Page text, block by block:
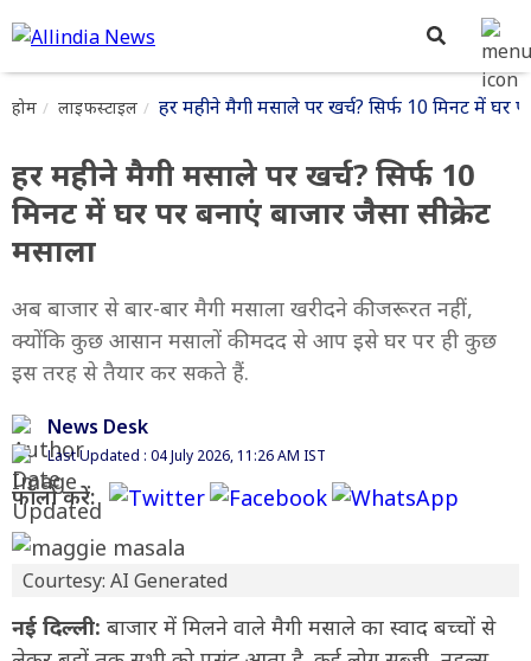
होम लाइफस्टाइल हर महीने मैगी मसाले पर खर्च? सिर्फ 10 मिनट में घर
हर महीने मैगी मसाले पर खर्च? सिर्फ 10
मिनट में घर पर बनाएं बाजार जैसा सीक्रेट
मसाला
अब बाजार से बार-बार मैगी मसाला खरीदने की जरूरत नहीं,
क्योंकि कुछ आसान मसालों की मदद से आप इसे घर पर ही कुछ
इस तरह से तैयार कर सकते हैं.
News Desk
Last Updated : 04 July 2026, 11:26 AM IST
फॉलो करें:
Courtesy: AI Generated
नई दिल्ली: बाजार में मिलने वाले मैगी मसाले का स्वाद बच्चों से